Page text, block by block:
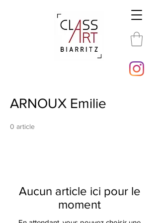
ARNOUX Emilie
0 article
Aucun article ici pour le
moment